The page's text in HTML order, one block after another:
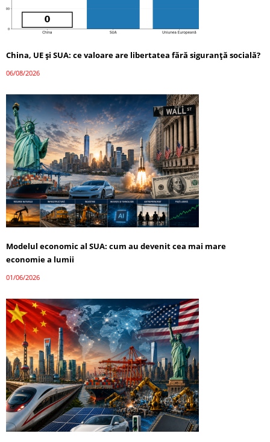
China, UE și SUA: ce valoare are libertatea fără siguranță socială?
06/08/2026
Modelul economic al SUA: cum au devenit cea mai mare
economie a lumii
01/06/2026